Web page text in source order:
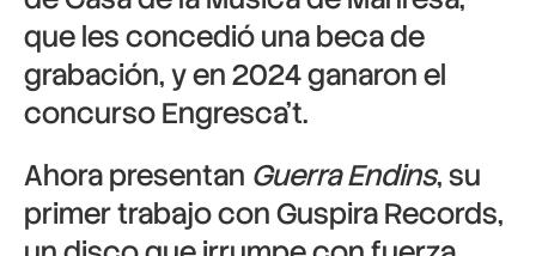
que les concedió una beca de
grabación, y en 2024 ganaron el
concurso Engresca’t.
Ahora presentan Guerra Endins, su
primer trabajo conGuspira Records,